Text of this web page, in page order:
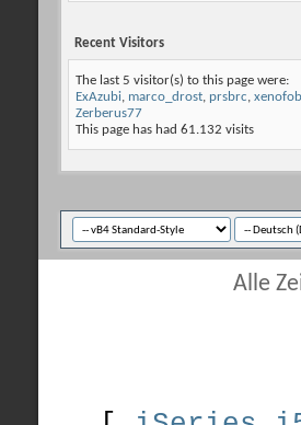
Recent Visitors
The last 5 visitor(s) to this page were:
ExAzubi, marco_drost, prsbrc, xenofob
Zerberus77
This page has had 61.132 visits
Alle